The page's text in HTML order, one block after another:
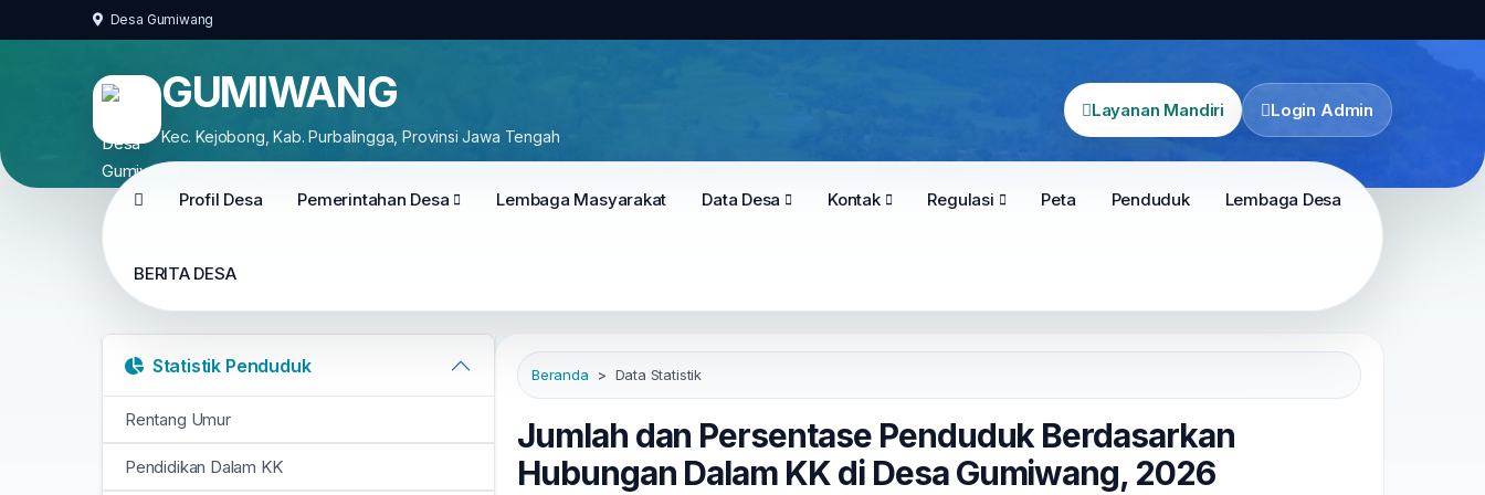
Desa Gumiwang
GUMIWANG
Kec. Kejobong, Kab. Purbalingga, Provinsi Jawa Tengah
Layanan Mandiri Login Admin
Profil Desa Pemerintahan Desa Lembaga Masyarakat Data Desa Kontak Regulasi Peta Penduduk Lembaga Desa
BERITA DESA
Statistik Penduduk
Rentang Umur
Pendidikan Dalam KK
Beranda Data Statistik
Jumlah dan Persentase Penduduk Berdasarkan
Hubungan Dalam KK di Desa Gumiwang, 2026